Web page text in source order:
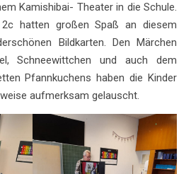
Kamishibai- Theater in die Schule.
hatten großen Spaß an diesem
Bildkarten. Den Märchen
Schneewittchen und auch dem
Pfannkuchens haben die Kinder
aufmerksam gelauscht.